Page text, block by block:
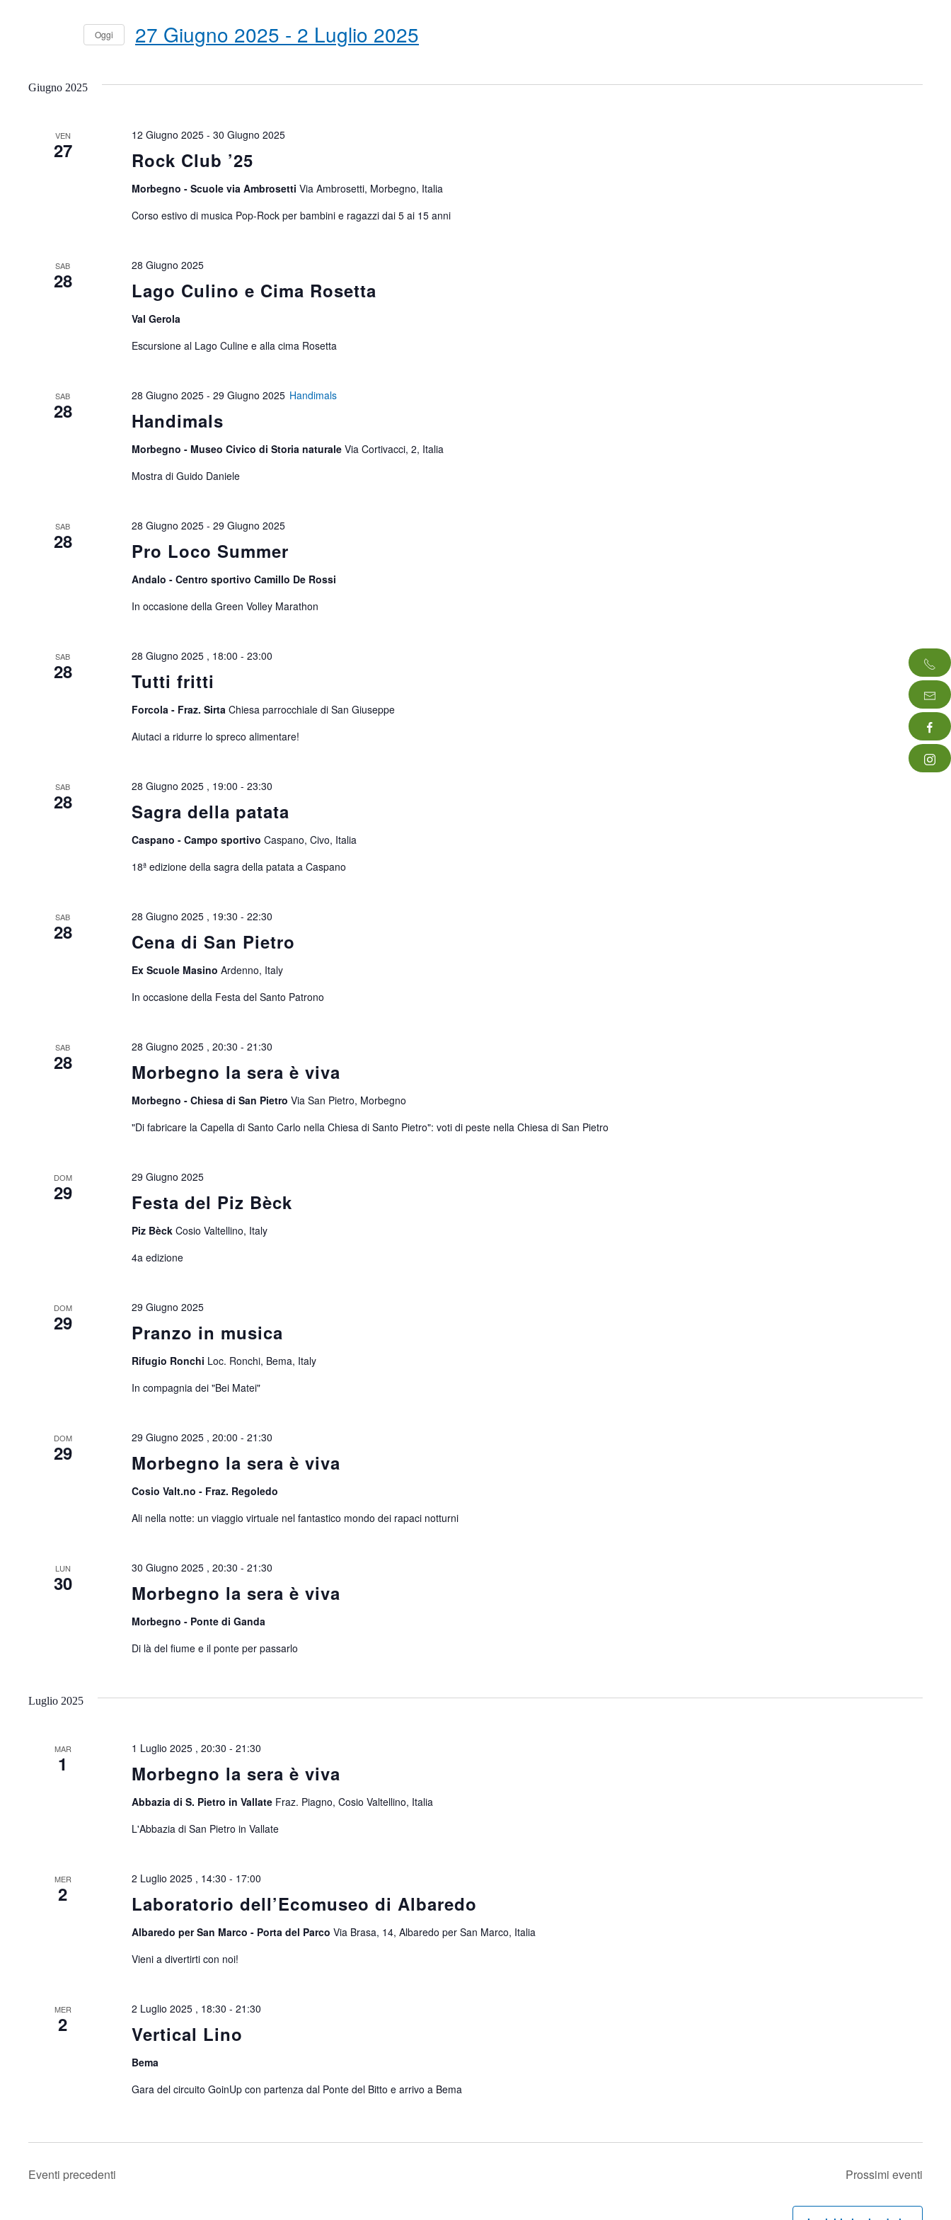
Navigazione
Parola
Chiave.
Oggi 27 Giugno 2025 - 2 Luglio 2025
Giugno 2025
VEN
27 Rock Club ’25
12 Giugno 2025- 30 Giugno 2025
Morbegno - Scuole via Ambrosetti Via Ambrosetti, Morbegno, Italia
Corso estivo di musica Pop-Rock per bambini e ragazzi dai 5 ai 15 anni
SAB
28 Lago Culino e Cima Rosetta
28 Giugno 2025
Val Gerola
Escursione al Lago Culine e alla cima Rosetta
SAB
28 Handimals
28 Giugno 2025- 29 Giugno 2025 Handimals
Morbegno - Museo Civico di Storia naturale Via Cortivacci, 2, Italia
Mostra di Guido Daniele
SAB
28 Pro Loco Summer
28 Giugno 2025- 29 Giugno 2025
Andalo - Centro sportivo Camillo De Rossi
In occasione della Green Volley Marathon
SAB
28 Tutti fritti
28 Giugno 2025 , 18:00 - 23:00
Forcola - Fraz. Sirta Chiesa parrocchiale di San Giuseppe
Aiutaci a ridurre lo spreco alimentare!
SAB
28 Sagra della patata
28 Giugno 2025 , 19:00 - 23:30
Caspano - Campo sportivo Caspano, Civo, Italia
18ª edizione della sagra della patata a Caspano
SAB
28 Cena di San Pietro
28 Giugno 2025 , 19:30 - 22:30
Ex Scuole Masino Ardenno, Italy
In occasione della Festa del Santo Patrono
SAB
28 Morbegno la sera è viva
28 Giugno 2025 , 20:30 - 21:30
Morbegno - Chiesa di San Pietro Via San Pietro, Morbegno
"Di fabricare la Capella di Santo Carlo nella Chiesa di Santo Pietro": voti di peste nella Chiesa di San Pietro
DOM
29 Festa del Piz Bèck
29 Giugno 2025
Piz Bèck Cosio Valtellino, Italy
4a edizione
DOM
29 Pranzo in musica
29 Giugno 2025
Rifugio Ronchi Loc. Ronchi, Bema, Italy
In compagnia dei "Bei Matei"
DOM
29 Morbegno la sera è viva
29 Giugno 2025 , 20:00 - 21:30
Cosio Valt.no - Fraz. Regoledo
Ali nella notte: un viaggio virtuale nel fantastico mondo dei rapaci notturni
LUN
30 Morbegno la sera è viva
30 Giugno 2025 , 20:30 - 21:30
Morbegno - Ponte di Ganda
Di là del fiume e il ponte per passarlo
Luglio 2025
MAR
1 Morbegno la sera è viva
1 Luglio 2025 , 20:30 - 21:30
Abbazia di S. Pietro in Vallate Fraz. Piagno, Cosio Valtellino, Italia
L'Abbazia di San Pietro in Vallate
MER
2 Laboratorio dell’Ecomuseo di Albaredo
2 Luglio 2025 , 14:30 - 17:00
Albaredo per San Marco - Porta del Parco Via Brasa, 14, Albaredo per San Marco, Italia
Vieni a divertirti con noi!
MER
2 Vertical Lino
2 Luglio 2025 , 18:30 - 21:30
Bema
Gara del circuito GoinUp con partenza dal Ponte del Bitto e arrivo a Bema
Eventi precedenti Prossimi eventi